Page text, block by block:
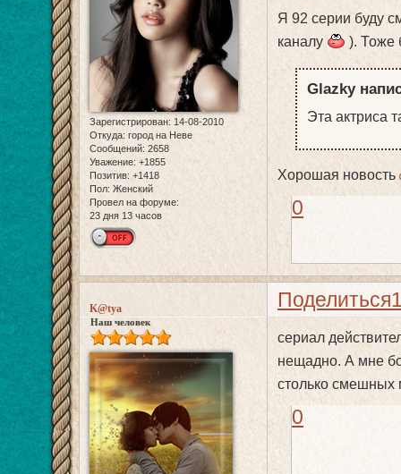
Зарегистрирован: 14-08-2010
Откуда: город на Неве
Сообщений: 2658
Уважение: +1855
Позитив: +1418
Пол: Женский
Провел на форуме:
23 дня 13 часов
Я 92 серии буду
каналу
). Тоже
Glazky
Эта актриса
Хорошая новость
0
Поделиться
K@tya
Наш человек
сериал
нещадно. А мне
столько смешных
0